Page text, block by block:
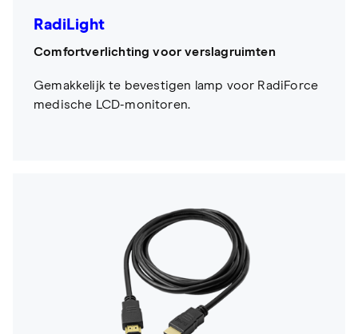
RadiLight
Comfortverlichting voor verslagruimten
Gemakkelijk te bevestigen lamp voor RadiForce
medische LCD-monitoren.